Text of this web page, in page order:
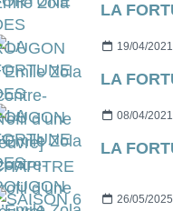
19/04/2021
08/04/2021
26/05/2025